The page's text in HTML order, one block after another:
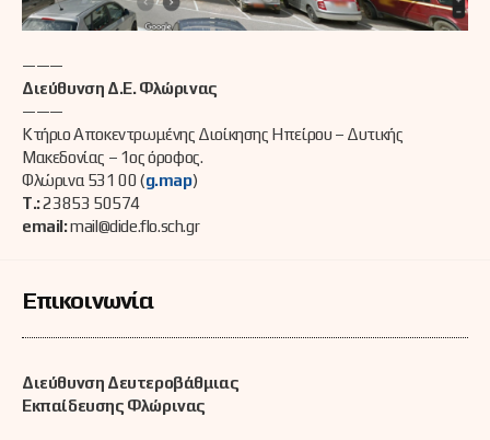
———
Διεύθυνση Δ.Ε. Φλώρινας
———
Κτήριο Αποκεντρωμένης Διοίκησης Ηπείρου – Δυτικής
Μακεδονίας – 1ος όροφος.
Φλώρινα 531 00 (g.map)
Τ.:23853 50574
email:mail@dide.flo.sch.gr
Επικοινωνία
Διεύθυνση Δευτεροβάθμιας
Εκπαίδευσης Φλώρινας